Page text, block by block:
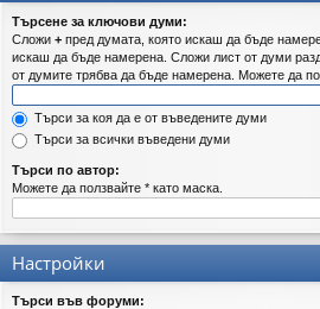
ки
Търсене за ключови думи:
Сложи + пред думата, която искаш да бъде
искаш да бъде намерена. Сложи лист от думи
от думите трябва да бъде намерена. Можете да
Търси за коя да е от въведените думи
Търси за всички въведени думи
Търси по автор:
Можете да ползвайте * като маска.
Настройки
Търси във форуми: